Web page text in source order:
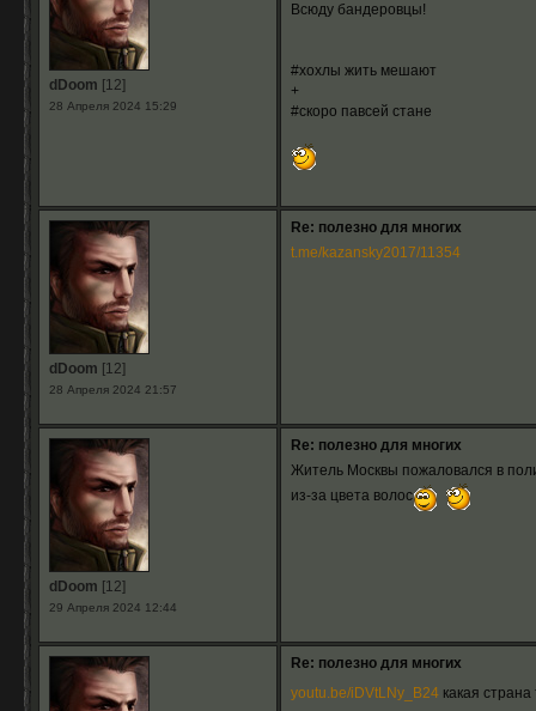
dDoom [12]
28 Апреля 2024 15:29
Всюду бандеровцы!
#хохлы жить мешают
+
#скоро павсей стане
dDoom [12]
28 Апреля 2024 21:57
Re: полезно для многих
t.me/kazansky2017/11354
dDoom [12]
29 Апреля 2024 12:44
Re: полезно для многих
Житель Москвы пожаловался в
из-за цвета волос
Re: полезно для многих
youtu.be/iDVtLNy_B24какая страна